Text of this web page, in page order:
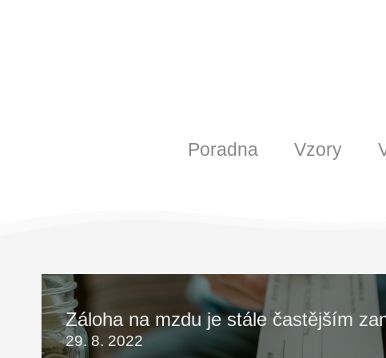
Poradna Vzory
Záloha na mzdu je stále častějším
29. 8. 2022